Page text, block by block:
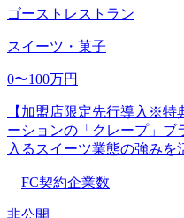
ゴーストレストラン
スイーツ・菓子
0〜100万円
【加盟店限定先行導入※特
ーションの「クレープ」ブ
入るスイーツ業態の強みを
FC契約企業数
非公開